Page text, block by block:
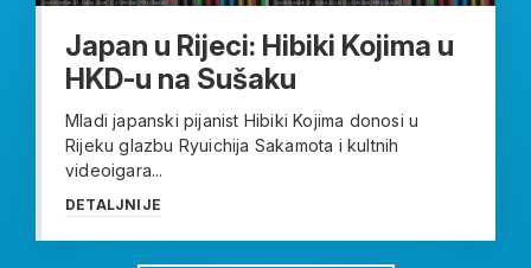
Japan u Rijeci: Hibiki Kojima u
HKD-u na Sušaku
Mladi japanski pijanist Hibiki Kojima donosi u
Rijeku glazbu Ryuichija Sakamota i kultnih
videoigara...
DETALJNIJE